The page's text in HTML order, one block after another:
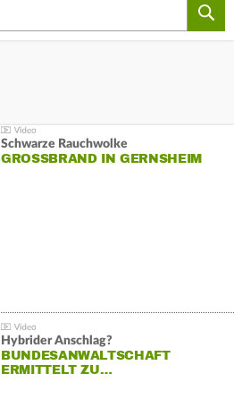
Schwarze Rauchwolke
GROSSBRAND IN GERNSHEIM
Hybrider Anschlag?
BUNDESANWALTSCHAFT
ERMITTELT ZU…